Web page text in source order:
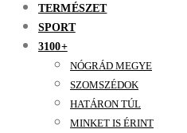
TERMÉSZET
SPORT
3100+
NÓGRÁD MEGYE
SZOMSZÉDOK
HATÁRON TÚL
MINKET IS ÉRINT